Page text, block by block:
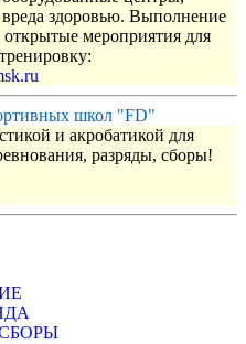
вреда здоровью. Выполнение
открытые мероприятия для
школ "FD"
и акробатикой для
разряды, сборы!